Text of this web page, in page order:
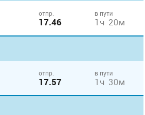
отпр.
17.46
в пути
1ч 20м
отпр.
17.57
в пути
1ч 30м